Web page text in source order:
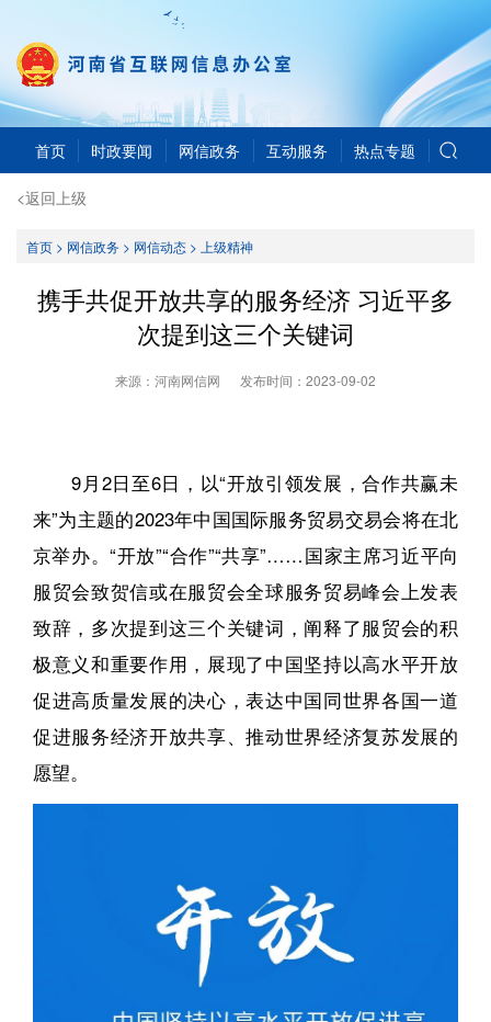
首页 时政要闻 网信政务 互动服务 热点专题
<返回上级
首页> 网信政务> 网信动态> 上级精神
携手共促开放共享的服务经济 习近平多
次提到这三个关键词
来源：河南网信网 发布时间： 2023-09-02
9月2日至6日，以“开放引领发展，合作共赢未
来”为主题的2023年中国国际服务贸易交易会将在北
京举办。“开放”“合作”“共享”……国家主席习近平向
服贸会致贺信或在服贸会全球服务贸易峰会上发表
致辞，多次提到这三个关键词，阐释了服贸会的积
极意义和重要作用，展现了中国坚持以高水平开放
促进高质量发展的决心，表达中国同世界各国一道
促进服务经济开放共享、推动世界经济复苏发展的
愿望。